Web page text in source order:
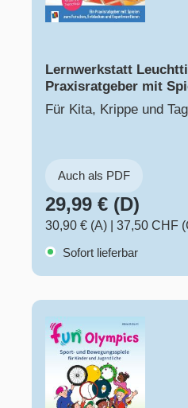
Lernwerkstatt
Praxisratgeber mit
Forschen, Entdecken
Experimentieren
Für Kita, Krippe und
Auch als PDF
29,99 € (D)
30,90 € (A)
37,50 CHF
Sofort lieferbar
Fun-Olympics